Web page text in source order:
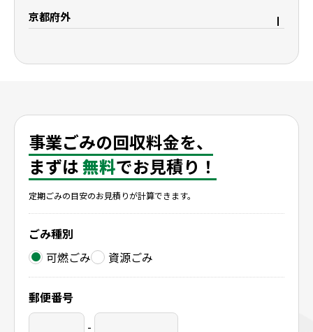
京都市西京区
京都市山科区
京都市南区
八幡市
城陽市
京都府外
滋賀県大津市
滋賀県栗東市
事業ごみの回収料金を、
まずは無料でお見積り！
定期ごみの目安のお見積りが計算できます。
ごみ種別
可燃ごみ
資源ごみ
郵便番号
-